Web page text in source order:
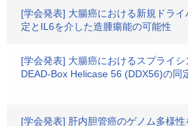
[学会発表] 大腸癌における新規ドラ
定とIL6を介した造腫瘍能の可能性
[学会発表] 大腸癌におけるスプライ
DEAD-Box Helicase 56 (DDX56)の同
[学会発表] 肝内胆管癌のゲノム多様